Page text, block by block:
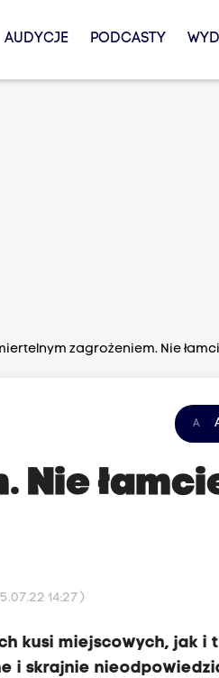
AUDYCJE PODCASTY
zagrożeniem. Nie
A
Nie
14:27 )
kusi miejscowych, jak i
i skrajnie